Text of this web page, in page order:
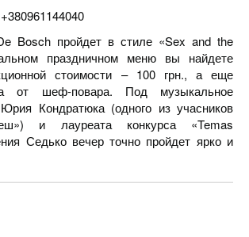
+380961144040
Bosch пройдет в стиле «Sex and the
праздничном меню вы найдете
стоимости – 100 грн., а еще
от шеф-повара. Под музыкальное
Кондратюка (одного из учасников
и лауреата конкурса «Temas
Седько вечер точно пройдет ярко и